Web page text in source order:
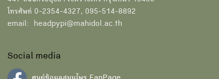
โทรศัพท์ 0-2354-4327, 095-514-8892
email: headpypi@mahidol.ac.th
Social media